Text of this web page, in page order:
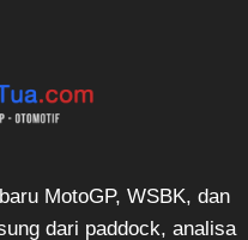
MotoGP, WSBK, dan
dari paddock, analisa